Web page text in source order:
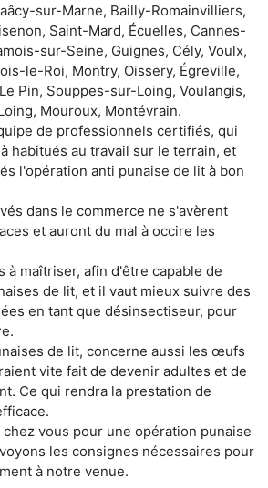
sur-Marne, Bailly-Romainvilliers,
Saint-Mard, Écuelles, Cannes-
sur-Seine, Guignes, Cély, Voulx,
le-Roi, Montry, Oissery, Égreville,
Pin, Souppes-sur-Loing, Voulangis,
Mouroux, Montévrain.
de professionnels certifiés, qui
habitués au travail sur le terrain, et
l'opération anti punaise de lit à bon
dans le commerce ne s'avèrent
et auront du mal à occire les
à maîtriser, afin d'être capable de
de lit, et il vaut mieux suivre des
en tant que désinsectiseur, pour
de lit, concerne aussi les œufs
vite fait de devenir adultes et de
Ce qui rendra la prestation de
vous pour une opération punaise
les consignes nécessaires pour
à notre venue.